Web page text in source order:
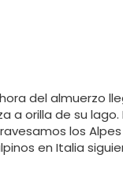
del almuerzo
a orilla de su
los
en Italia